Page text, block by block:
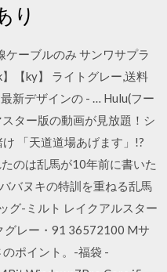
り
ーブルのみ サンワサプラ
【ky】 ライトグレー,送料
新デザインの - … Hulu(フー
ター版の動画が見放題！シ
「天道道場あげます」!?
のは乱馬が10年前に書いた
バヌキの特訓を重ねる乱馬
-ミルト レイクアルスター
グレー・91 36572100 Mサ
ポイント。-福袋 -